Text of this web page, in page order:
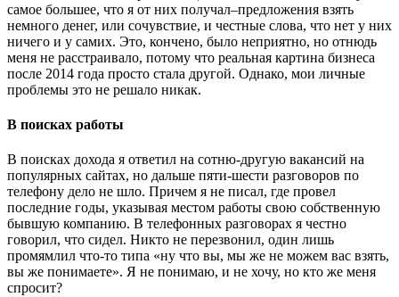
самое большее, что я от них получал–предложения взять
немного денег, или сочувствие, и честные слова, что нет у них
ничего и у самих. Это, кончено, было неприятно, но отнюдь
меня не расстраивало, потому что реальная картина бизнеса
после 2014 года просто стала другой. Однако, мои личные
проблемы это не решало никак.
В поисках работы
В поисках дохода я ответил на сотню-другую вакансий на
популярных сайтах, но дальше пяти-шести разговоров по
телефону дело не шло. Причем я не писал, где провел
последние годы, указывая местом работы свою собственную
бывшую компанию. В телефонных разговорах я честно
говорил, что сидел. Никто не перезвонил, один лишь
промямлил что-то типа «ну что вы, мы же не можем вас взять,
вы же понимаете». Я не понимаю, и не хочу, но кто же меня
спросит?